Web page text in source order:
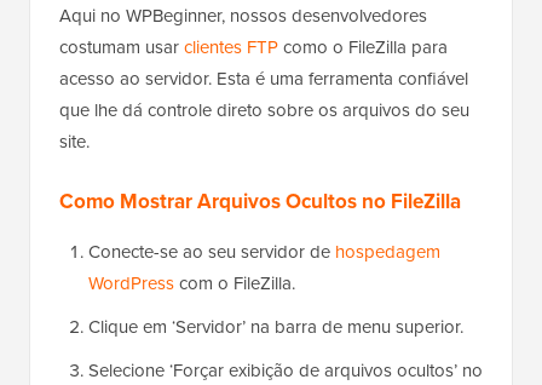
Aqui no WPBeginner, nossos desenvolvedores
costumam usarclientes FTPcomo o FileZilla para
acesso ao servidor. Esta é uma ferramenta confiável
que lhe dá controle direto sobre os arquivos do seu
site.
Como Mostrar Arquivos Ocultos no FileZilla
Conecte-se ao seu servidor de hospedagem
WordPresscom o FileZilla.
Clique em ‘Servidor’ na barra de menu superior.
Selecione ‘Forçar exibição de arquivos ocultos’ no